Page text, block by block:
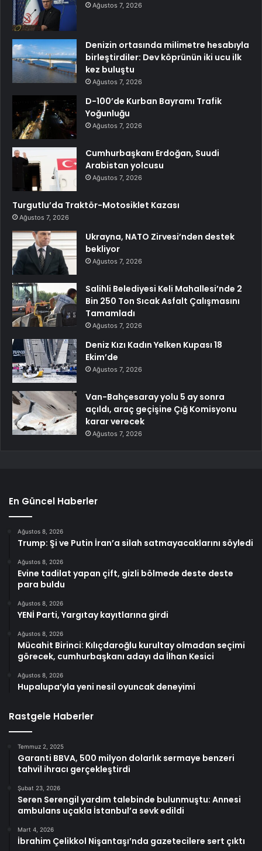
Ağustos 7, 2026
Denizin ortasında milimetre hesabıyla
birleştirdiler: Dev köprünün iki ucu ilk
kez buluştu
Ağustos 7, 2026
D-100’de Kurban Bayramı Trafik
Yoğunluğu
Ağustos 7, 2026
Cumhurbaşkanı Erdoğan, Suudi
Arabistan yolcusu
Ağustos 7, 2026
Turgutlu’da Traktör-Motosiklet Kazası
Ağustos 7, 2026
Ukrayna, NATO Zirvesi’nden destek
bekliyor
Ağustos 7, 2026
Salihli Belediyesi Keli Mahallesi’nde 2
Bin 250 Ton Sıcak Asfalt Çalışmasını
Tamamladı
Ağustos 7, 2026
Deniz Kızı Kadın Yelken Kupası 18
Ekim’de
Ağustos 7, 2026
Van-Bahçesaray yolu 5 ay sonra
açıldı, araç geçişine Çığ Komisyonu
karar verecek
Ağustos 7, 2026
En Güncel Haberler
Ağustos 8, 2026
Trump: Şi ve Putin İran’a silah satmayacaklarını söyledi
Ağustos 8, 2026
Evine tadilat yapan çift, gizli bölmede deste deste
para buldu
Ağustos 8, 2026
YENİ Parti, Yargıtay kayıtlarına girdi
Ağustos 8, 2026
Mücahit Birinci: Kılıçdaroğlu kurultay olmadan seçimi
görecek, cumhurbaşkanı adayı da İlhan Kesici
Ağustos 8, 2026
Hupalupa’yla yeni nesil oyuncak deneyimi
Rastgele Haberler
Temmuz 2, 2025
Garanti BBVA, 500 milyon dolarlık sermaye benzeri
tahvil ihracı gerçekleştirdi
Şubat 23, 2026
Seren Serengil yardım talebinde bulunmuştu: Annesi
ambulans uçakla İstanbul’a sevk edildi
Mart 4, 2026
İbrahim Çelikkol Nişantaşı’nda gazetecilere sert çıktı